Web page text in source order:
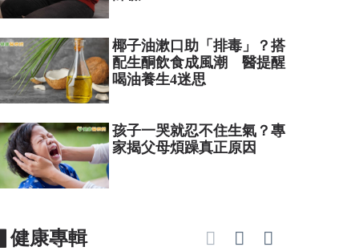
椰子油漱口助「排毒」？搭
配生酮飲食成風潮 醫提醒
喝油養生4迷思
孩子一哭就忍不住生氣？專
家揭父母煩躁真正原因
康專輯